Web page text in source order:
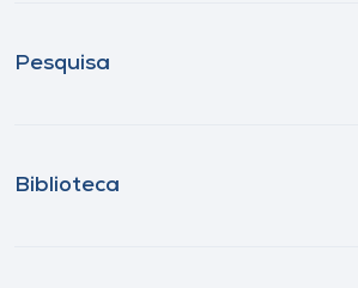
Pesquisa
Biblioteca